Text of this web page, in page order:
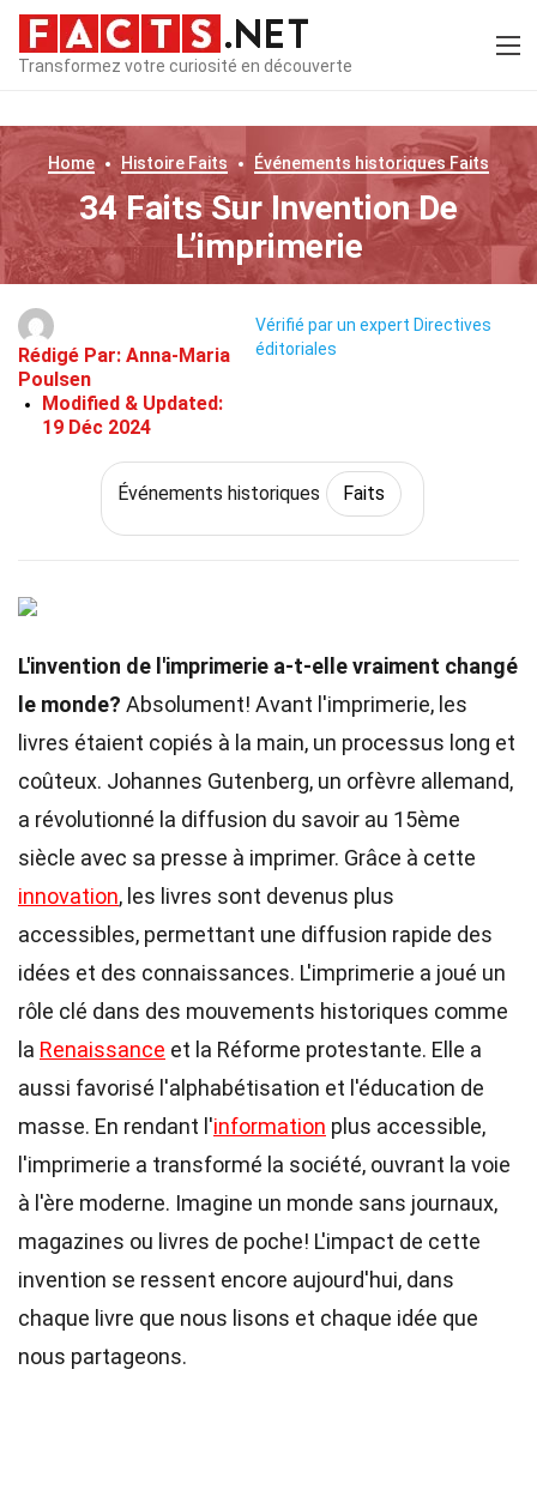
Transformez votre curiosité en découverte
Home Histoire Faits Événements historiques Faits
34 Faits Sur Invention De
L’imprimerie
Rédigé Par: Anna-Maria
Poulsen
Modified & Updated:
19 Déc 2024
Vérifié par un expert Directives
éditoriales
Événements historiques Faits
L'invention de l'imprimerie a-t-elle vraiment changé
le monde? Absolument! Avant l'imprimerie, les
livres étaient copiés à la main, un processus long et
coûteux. Johannes Gutenberg, un orfèvre allemand,
a révolutionné la diffusion du savoir au 15ème
siècle avec sa presse à imprimer. Grâce à cette
innovation, les livres sont devenus plus
accessibles, permettant une diffusion rapide des
idées et des connaissances. L'imprimerie a joué un
rôle clé dans des mouvements historiques comme
la Renaissance et la Réforme protestante. Elle a
aussi favorisé l'alphabétisation et l'éducation de
masse. En rendant l'information plus accessible,
l'imprimerie a transformé la société, ouvrant la voie
à l'ère moderne. Imagine un monde sans journaux,
magazines ou livres de poche! L'impact de cette
invention se ressent encore aujourd'hui, dans
chaque livre que nous lisons et chaque idée que
nous partageons.